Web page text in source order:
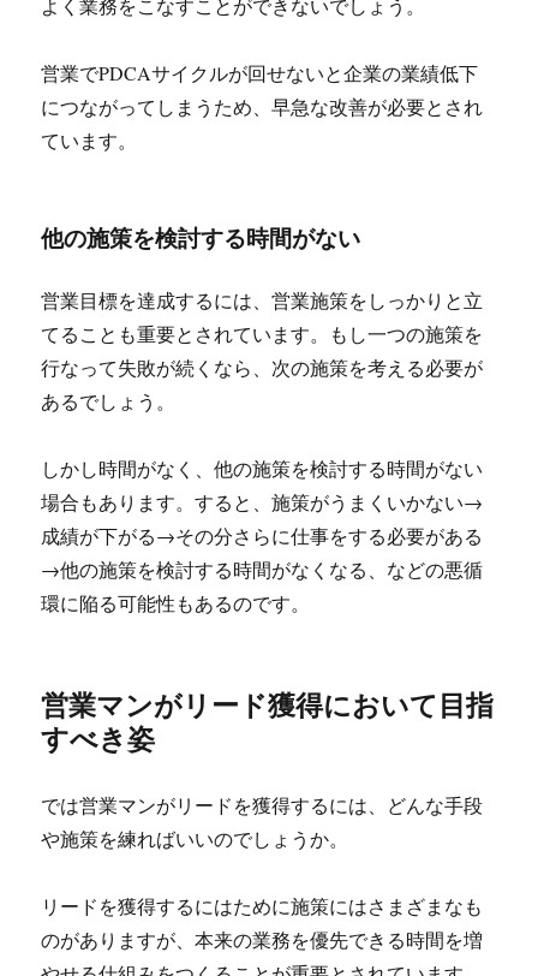
よく業務をこなすことができないでしょう。
営業でPDCAサイクルが回せないと企業の業績低下
につながってしまうため、早急な改善が必要とされ
ています。
他の施策を検討する時間がない
営業目標を達成するには、営業施策をしっかりと立
てることも重要とされています。もし一つの施策を
行なって失敗が続くなら、次の施策を考える必要が
あるでしょう。
しかし時間がなく、他の施策を検討する時間がない
場合もあります。すると、施策がうまくいかない→
成績が下がる→その分さらに仕事をする必要がある
→他の施策を検討する時間がなくなる、などの悪循
環に陥る可能性もあるのです。
営業マンがリード獲得において目指
すべき姿
では営業マンがリードを獲得するには、どんな手段
や施策を練ればいいのでしょうか。
リードを獲得するにはために施策にはさまざまなも
のがありますが、本来の業務を優先できる時間を増